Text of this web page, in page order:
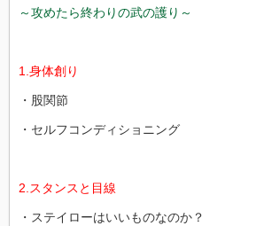
～攻めたら終わりの武の護り～
1.身体創り
・股関節
・セルフコンディショニング
2.スタンスと目線
・ステイローはいいものなのか？